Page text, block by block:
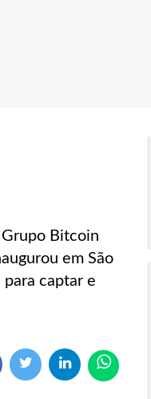
Bitcoin
em São
para captar e